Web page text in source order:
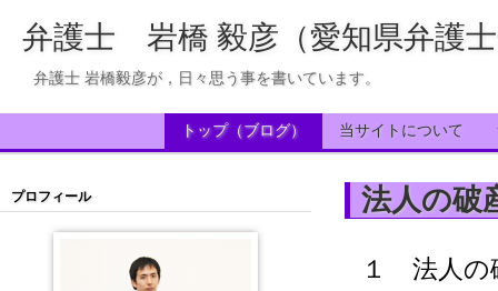
弁護士 岩橋 毅彦（愛知県弁護
弁護士 岩橋毅彦が，日々思う事を書いています。
トップ（ブログ） 当サイトについて
法人の破
１ 法人の
プロフィール